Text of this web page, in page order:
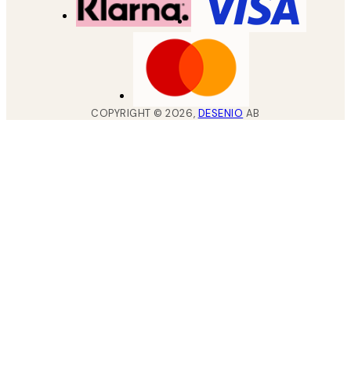
COPYRIGHT ©2026, DESENIO AB